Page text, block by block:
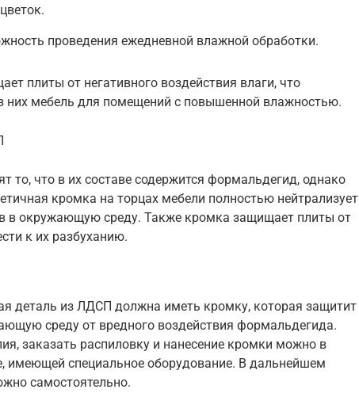
проведения ежедневной влажной обработки.
плиты от негативного воздействия влаги, что
них мебель для помещений с повышенной влажностью.
то, что в их составе содержится формальдегид, однако
кромка на торцах мебели полностью нейтрализует
в окружающую среду. Также кромка защищает плиты от
к их разбуханию.
деталь из ЛДСП должна иметь кромку, которая защитит
среду от вредного воздействия формальдегида.
заказать распиловку и нанесение кромки можно в
имеющей специальное оборудование. В дальнейшем
самостоятельно.